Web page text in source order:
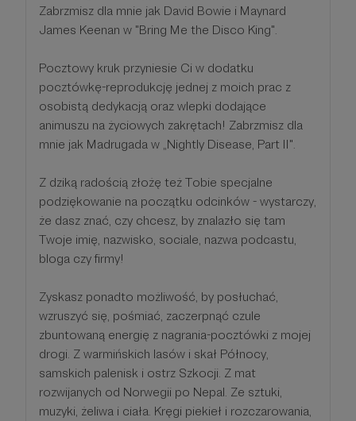
Zabrzmisz dla mnie jak David Bowie i Maynard
James Keenan w "Bring Me the Disco King".
Pocztowy kruk przyniesie Ci w dodatku
pocztówkę-reprodukcję jednej z moich prac z
osobistą dedykacją oraz wlepki dodające
animuszu na życiowych zakrętach! Zabrzmisz dla
mnie jak Madrugada w „Nightly Disease, Part II".
Z dziką radością złożę też Tobie specjalne
podziękowanie na początku odcinków - wystarczy,
że dasz znać, czy chcesz, by znalazło się tam
Twoje imię, nazwisko, sociale, nazwa podcastu,
bloga czy firmy!
Zyskasz ponadto możliwość, by posłuchać,
wzruszyć się, pośmiać, zaczerpnąć czule
zbuntowaną energię z nagrania-pocztówki z mojej
drogi. Z warmińskich lasów i skał Północy,
samskich palenisk i ostrz Szkocji. Z mat
rozwijanych od Norwegii po Nepal. Ze sztuki,
muzyki, żeliwa i ciała. Kręgi piekieł i rozczarowania,